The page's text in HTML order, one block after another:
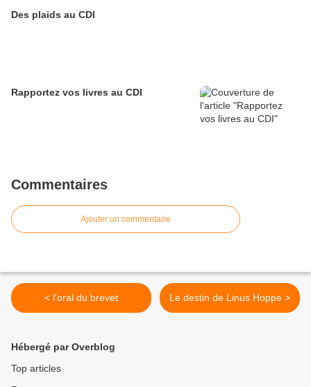
Des plaids au CDI
Rapportez vos livres au CDI
Commentaires
Ajouter un commentaire
< l'oral du brevet Le destin de Linus Hoppe >
Hébergé par Overblog
Top articles